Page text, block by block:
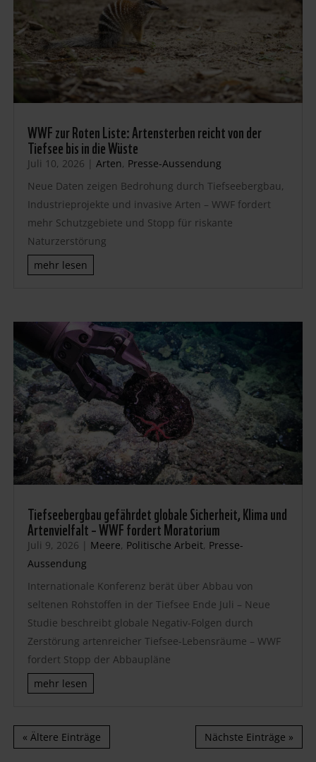
WWF zur Roten Liste: Artensterben reicht von der
Tiefsee bis in die Wüste
Juli 10, 2026 | Arten, Presse-Aussendung
Neue Daten zeigen Bedrohung durch Tiefseebergbau,
Industrieprojekte und invasive Arten – WWF fordert
mehr Schutzgebiete und Stopp für riskante
Naturzerstörung
mehr lesen
Tiefseebergbau gefährdet globale Sicherheit, Klima und
Artenvielfalt – WWF fordert Moratorium
Juli 9, 2026 | Meere, Politische Arbeit, Presse-
Aussendung
Internationale Konferenz berät über Abbau von
seltenen Rohstoffen in der Tiefsee Ende Juli – Neue
Studie beschreibt globale Negativ-Folgen durch
Zerstörung artenreicher Tiefsee-Lebensräume – WWF
fordert Stopp der Abbaupläne
mehr lesen
« Ältere Einträge Nächste Einträge »